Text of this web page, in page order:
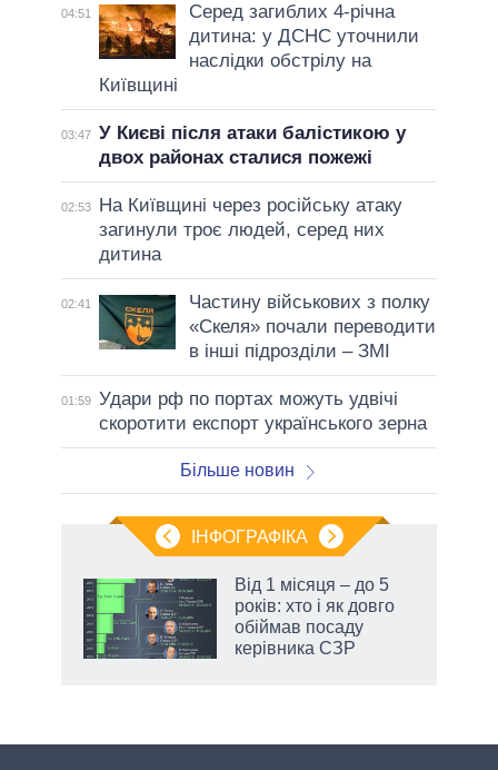
04:51
Серед загиблих 4-річна
дитина: у ДСНС уточнили
наслідки обстрілу на
Київщині
03:47 У Києві після атаки балістикою у
двох районах сталися пожежі
02:53
На Київщині через російську атаку
загинули троє людей, серед них
дитина
02:41
Частину військових з полку
«Скеля» почали переводити
в інші підрозділи – ЗМІ
01:59 Удари рф по портах можуть удвічі
скоротити експорт українського зерна
Більше новин
ІНФОГРАФІКА
Від 1 місяця – до 5
років: хто і як довго
обіймав посаду
керівника СЗР